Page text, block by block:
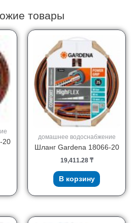
товары
20
домашнее водоснабжение
Шланг Gardena 18066-20
19,411.28 ₸
В корзину